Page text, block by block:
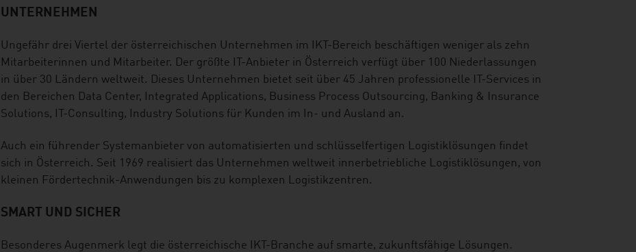
UNTERNEHMEN
Ungefähr drei Viertel der österreichischen Unternehmen im IKT-Bereich beschäftigen weniger als zehn
Mitarbeiterinnen und Mitarbeiter. Der größte IT-Anbieter in Österreich verfügt über 100 Niederlassungen
in über 30 Ländern weltweit. Dieses Unternehmen bietet seit über 45 Jahren professionelle IT-Services in
den Bereichen Data Center, Integrated Applications, Business Process Outsourcing, Banking & Insurance
Solutions, IT-Consulting, Industry Solutions für Kunden im In- und Ausland an.
Auch ein führender Systemanbieter von automatisierten und schlüsselfertigen Logistiklösungen findet
sich in Österreich. Seit 1969 realisiert das Unternehmen weltweit innerbetriebliche Logistiklösungen, von
kleinen Fördertechnik-Anwendungen bis zu komplexen Logistikzentren.
SMART UND SICHER
Besonderes Augenmerk legt die österreichische IKT-Branche auf smarte, zukunftsfähige Lösungen.